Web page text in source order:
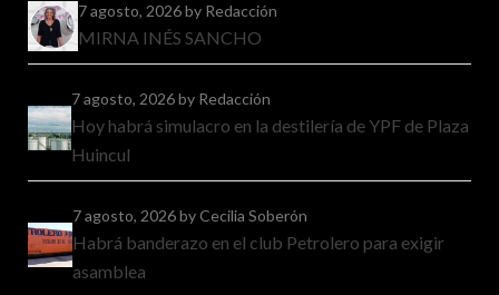
7 agosto, 2026by Redacción
MIRNA INÉS SANCHO
7 agosto, 2026by Redacción
Hoy habrá simulacro en la destilería de YPF de Plaza
Huincul
7 agosto, 2026by Cecilia Soberón
Habrá banderazo en el club Petrolero para exigir
asamblea